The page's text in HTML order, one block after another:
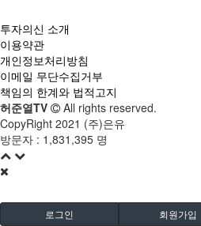
투자의신 소개
이용약관
개인정보처리방침
이메일 무단수집거부
책임의 한계와 법적고지
허준열TV
All rights reserved.
CopyRight 2021 (주)은유
방문자 : 1,831,395 명
로그인 회원가입